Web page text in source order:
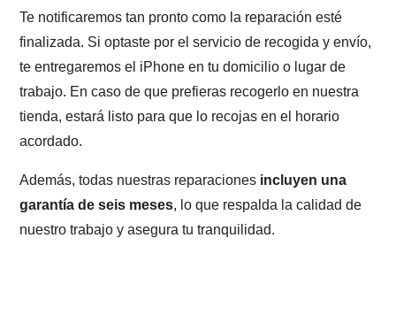
Te notificaremos tan pronto como la reparación esté
finalizada. Si optaste por el servicio de recogida y envío,
te entregaremos el iPhone en tu domicilio o lugar de
trabajo. En caso de que prefieras recogerlo en nuestra
tienda, estará listo para que lo recojas en el horario
acordado.
Además, todas nuestras reparaciones incluyen una
garantía de seis meses, lo que respalda la calidad de
nuestro trabajo y asegura tu tranquilidad.